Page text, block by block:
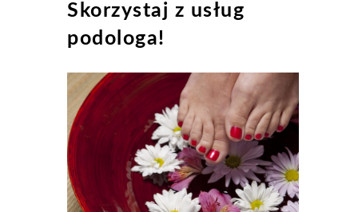
Skorzystaj z usług
podologa!